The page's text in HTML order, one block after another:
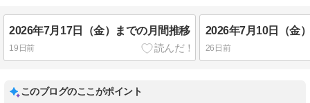
2026年7月17日（金）までの月間推移
19日前
2026年7月10日（金
26日前
このブログのここがポイント